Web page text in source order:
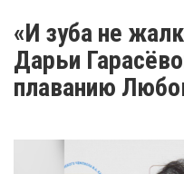
«И зуба не
Дарьи
плаванию